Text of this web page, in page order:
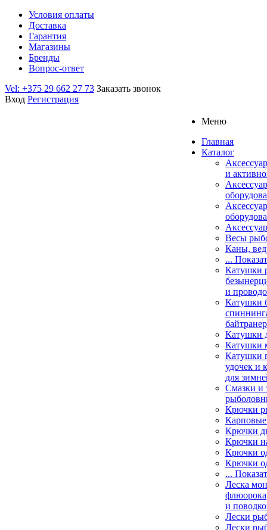
Условия оплаты
Доставка
Гарантия
Магазины
Бренды
Вопрос-ответ
Vel: +375 29 662 27 73 Заказать звонок
Вход Регистрация
Меню
Главная
Каталог
и
Весы
Каны,
...
Катушки
и
Катушки
Катушки
Катушки
Катушки
удочек и
для
Смазки и
Крючки
Крючки
Крючки
Крючки
Крючки
...
Леска
и
Лески
Лески